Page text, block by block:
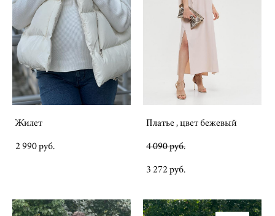
Жилет
2 990 pуб.
Платье , цвет бежевый
4 090 pуб.
3 272 pуб.